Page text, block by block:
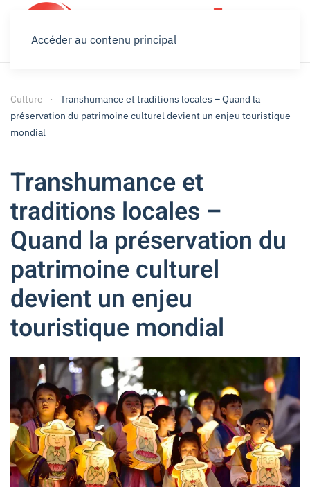
Accéder au contenu principal
Culture
Transhumance et traditions locales – Quand la
préservation du patrimoine culturel devient un enjeu touristique
mondial
Transhumance et
traditions locales –
Quand la préservation du
patrimoine culturel
devient un enjeu
touristique mondial